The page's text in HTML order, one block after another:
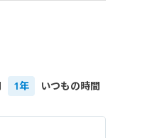
1年 いつもの時間